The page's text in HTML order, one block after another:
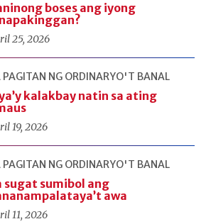
boses ang iyong
25, 2026
PAGITAN NG ORDINARYO'T BANAL
kalakbay natin sa ating
19, 2026
PAGITAN NG ORDINARYO'T BANAL
sugat sumibol ang
awa
11, 2026